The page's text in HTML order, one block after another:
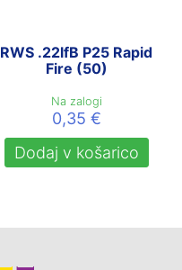
RWS .22lfB P25 Rapid
Fire (50)
Na zalogi
0,35 €
Dodaj v košarico